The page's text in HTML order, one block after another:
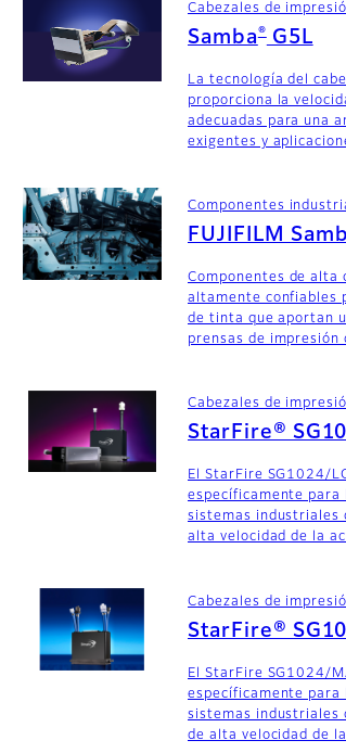
Cabezales de
Samba®G5L
La tecnología del
proporciona la
adecuadas para una
exigentes y
Componentes
FUJIFILM
Componentes de alta
altamente confiables
de tinta que aportan
prensas de impresión
Cabezales de
StarFire®
El StarFire SG1024/
específicamente para
sistemas industriales
alta velocidad de la
Cabezales de
StarFire®
El StarFire SG1024/
específicamente para
sistemas industriales
de alta velocidad de